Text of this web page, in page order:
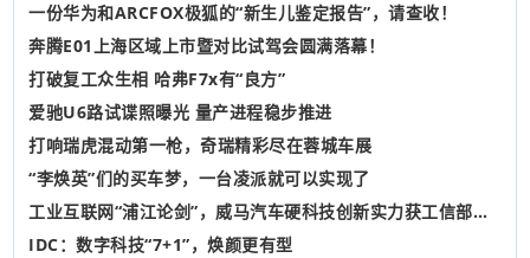
一份华为和ARCFOX极狐的“新生儿鉴定报告”，请查收！
奔腾E01上海区域上市暨对比试驾会圆满落幕！
打破复工众生相 哈弗F7x有“良方”
爱驰U6路试谍照曝光 量产进程稳步推进
打响瑞虎混动第一枪，奇瑞精彩尽在蓉城车展
“李焕英”们的买车梦，一台凌派就可以实现了
工业互联网“浦江论剑”，威马汽车硬科技创新实力获工信部、市经信委认可
IDC：数字科技“7+1”，焕颜更有型